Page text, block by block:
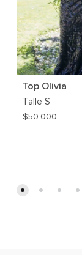
Top Olivia
Talle S
$50.000